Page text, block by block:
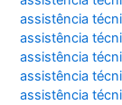
assistência
assistência
assistência
assistência
assistência